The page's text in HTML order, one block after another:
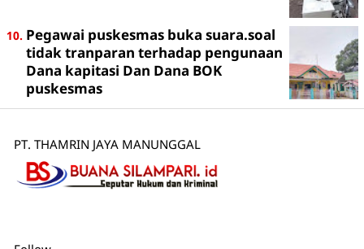
Pegawai puskesmas buka suara.soal
tidak tranparan terhadap pengunaan
Dana kapitasi Dan Dana BOK
puskesmas
PT. THAMRIN JAYA MANUNGGAL